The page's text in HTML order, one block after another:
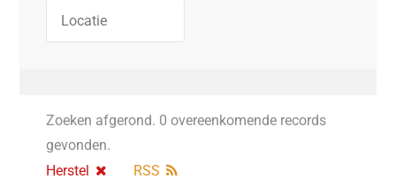
Zoeken afgerond. 0 overeenkomende records
gevonden.
Herstel
RSS